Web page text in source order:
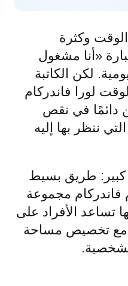
وكثرة
«أنا مشغول
لكن الكاتبة
لورا فاندركام
دائمًا في نقص
ننظر بها إليه
كبير: طريق بسيط
فاندركام مجموعة
تساعد الأفراد على
مع تخصيص مساحة